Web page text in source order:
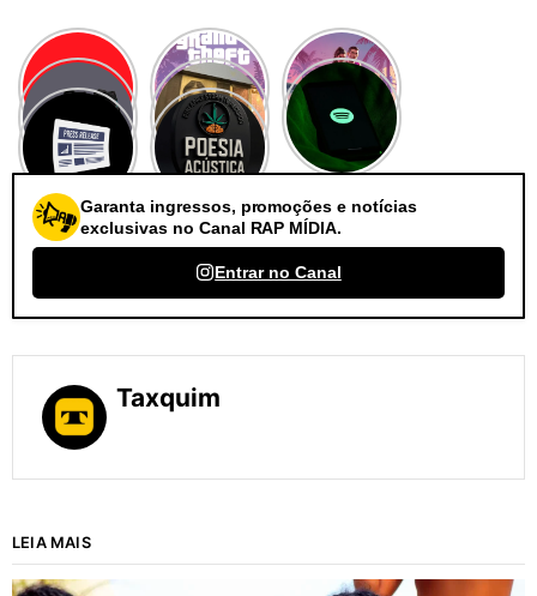
Garanta ingressos, promoções e notícias
exclusivas no Canal RAP MÍDIA.
Entrar no Canal
Taxquim
LEIA MAIS